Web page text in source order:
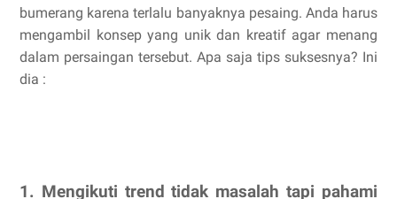
bumerang karena terlalu banyaknya pesaing. Anda harus
mengambil konsep yang unik dan kreatif agar menang
dalam persaingan tersebut. Apa saja tips suksesnya? Ini
dia :
1. Mengikuti trend tidak masalah tapi pahami